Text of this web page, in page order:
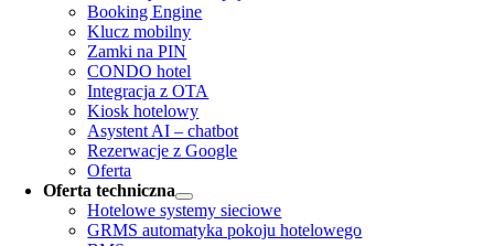
Booking Engine
Klucz mobilny
Zamki na PIN
CONDO hotel
Integracja z OTA
Kiosk hotelowy
Asystent AI – chatbot
Rezerwacje z Google
Oferta
Oferta techniczna
Hotelowe systemy sieciowe
GRMS automatyka pokoju hotelowego